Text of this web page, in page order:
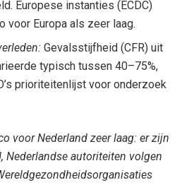
Europese instanties (ECDC)
voor Europa als zeer laag.
Gevalsstijfheid (CFR) uit
typisch tussen 40–75%,
prioriteitenlijst voor onderzoek
voor Nederland zeer laag: er zijn
Nederlandse autoriteiten volgen